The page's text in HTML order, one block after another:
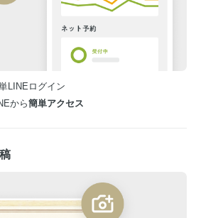
LINEログイン
から簡単アクセス